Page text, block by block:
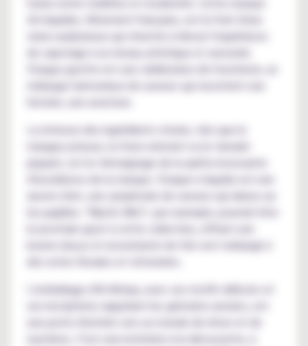
d'e-liquides, fièrement française, est le fruit d'une
vision audacieuse qui cherche à élever l'expérience
de vapotage à un niveau artistique et sensoriel.
Chaque goutte est une célébration de l'exotisme, un
mélange harmonieux de saveurs qui racontent une
La richesse des ingrédients choisis, tels que la
mangue juteuse, le rhum enivrant ou le tamarin
piquant, est le témoignage de la quête incessante
d'excellence de la marque. Chaque e-liquide est une
les papilles. "Mystic Mist", par exemple, pourrait être
le prochain ajout à cette collection, offrant une
brume douce et envoûtante de thé vert mélangé à
L'emballage d'Al-Kimiya, avec ses motifs délicats et
ses inscriptions rappelant les grimoires anciens, est